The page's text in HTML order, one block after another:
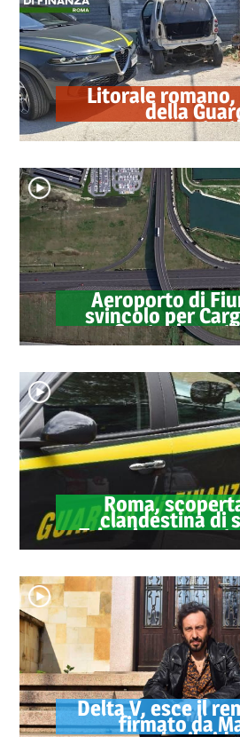
Litorale
della
ricambi
Aeroporto di
svincolo per
Sosta:
Roma,
clandestina di
Trigoria:
Delta V, esce il
firmato da